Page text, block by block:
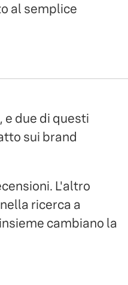
al semplice
, e due di questi
sui brand
L'altro
nella ricerca a
cambiano la